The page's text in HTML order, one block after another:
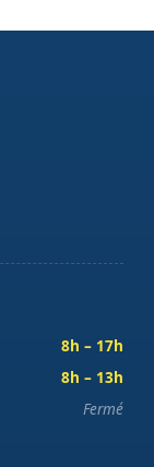
8h – 17h
8h – 13h
Fermé